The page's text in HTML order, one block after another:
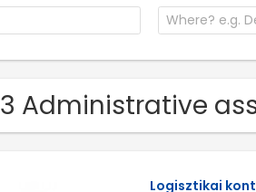
3 Administrative
Logisztikai